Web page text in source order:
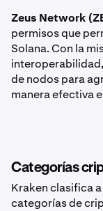
Zeus Network
permisos que
Solana. Con la
de nodos para
manera efectiva
Categorías
Kraken clasifica
categorías de